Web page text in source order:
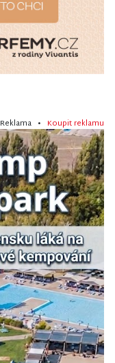
Reklama • Koupit reklamu